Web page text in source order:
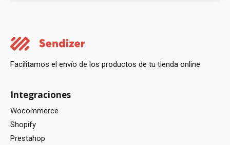
Facilitamos el envío de los productos de tu tienda online
Integraciones
Wocommerce
Shopify
Prestahop